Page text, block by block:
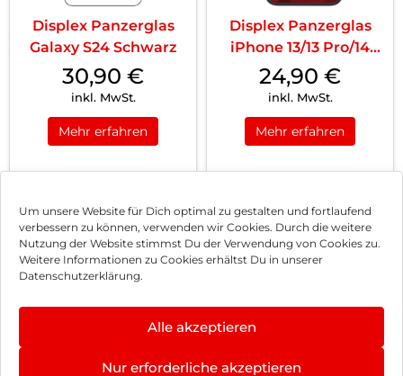
Um unsere Website für Dich optimal zu gestalten und fortlaufend
verbessern zu können, verwenden wir Cookies. Durch die weitere
Nutzung der Website stimmst Du der Verwendung von Cookies zu.
Weitere Informationen zu Cookies erhältst Du in unserer
Datenschutzerklärung.
Alle akzeptieren
Nur erforderliche akzeptieren
Displex Panzerglas
Galaxy S24 Schwarz
30,90 €
inkl. MwSt.
Mehr erfahren
Displex Panzerglas
iPhone 13/13 Pro/14
Schwarz
24,90 €
inkl. MwSt.
Mehr erfahren
1 2 3 … 8 Nächste
Impressum